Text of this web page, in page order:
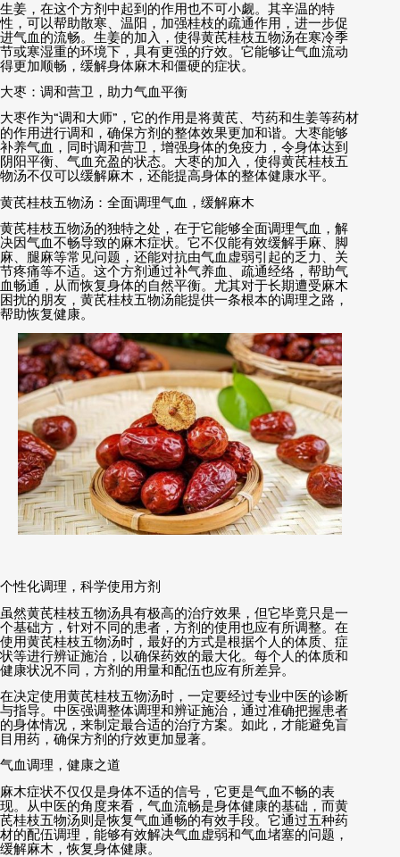
生姜，在这个方剂中起到的作用也不可小觑。其辛温的特
性，可以帮助散寒、温阳，加强桂枝的疏通作用，进一步促
进气血的流畅。生姜的加入，使得黄芪桂枝五物汤在寒冷季
节或寒湿重的环境下，具有更强的疗效。它能够让气血流动
得更加顺畅，缓解身体麻木和僵硬的症状。
大枣：调和营卫，助力气血平衡
大枣作为“调和大师” ，它的作用是将黄芪、芍药和生姜等药材
的作用进行调和，确保方剂的整体效果更加和谐。大枣能够
补养气血，同时调和营卫，增强身体的免疫力，令身体达到
阴阳平衡、气血充盈的状态。大枣的加入，使得黄芪桂枝五
物汤不仅可以缓解麻木，还能提高身体的整体健康水平。
黄芪桂枝五物汤：全面调理气血，缓解麻木
黄芪桂枝五物汤的独特之处，在于它能够全面调理气血，解
决因气血不畅导致的麻木症状。它不仅能有效缓解手麻、脚
麻、腿麻等常见问题，还能对抗由气血虚弱引起的乏力、关
节疼痛等不适。这个方剂通过补气养血、疏通经络，帮助气
血畅通，从而恢复身体的自然平衡。尤其对于长期遭受麻木
困扰的朋友，黄芪桂枝五物汤能提供一条根本的调理之路，
帮助恢复健康。
个性化调理，科学使用方剂
虽然黄芪桂枝五物汤具有极高的治疗效果，但它毕竟只是一
个基础方，针对不同的患者，方剂的使用也应有所调整。在
使用黄芪桂枝五物汤时，最好的方式是根据个人的体质、症
状等进行辨证施治，以确保药效的最大化。每个人的体质和
健康状况不同，方剂的用量和配伍也应有所差异。
在决定使用黄芪桂枝五物汤时，一定要经过专业中医的诊断
与指导。中医强调整体调理和辨证施治，通过准确把握患者
的身体情况，来制定最合适的治疗方案。如此，才能避免盲
目用药，确保方剂的疗效更加显著。
气血调理，健康之道
麻木症状不仅仅是身体不适的信号，它更是气血不畅的表
现。从中医的角度来看，气血流畅是身体健康的基础，而黄
芪桂枝五物汤则是恢复气血通畅的有效手段。它通过五种药
材的配伍调理，能够有效解决气血虚弱和气血堵塞的问题，
缓解麻木，恢复身体健康。